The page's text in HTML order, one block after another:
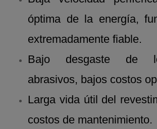
óptima de la energía,
extremadamente fiable.
Bajo desgaste de
abrasivos, bajos costos
Larga vida útil del
costos de mantenimiento.